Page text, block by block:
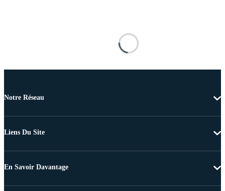
Notre Réseau
Liens Du Site
En Savoir Davantage